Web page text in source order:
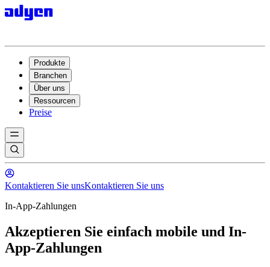
Produkte
Branchen
Über uns
Ressourcen
Preise
Kontaktieren Sie unsKontaktieren Sie uns
In-App-Zahlungen
Akzeptieren Sie einfach mobile und In-
App-Zahlungen